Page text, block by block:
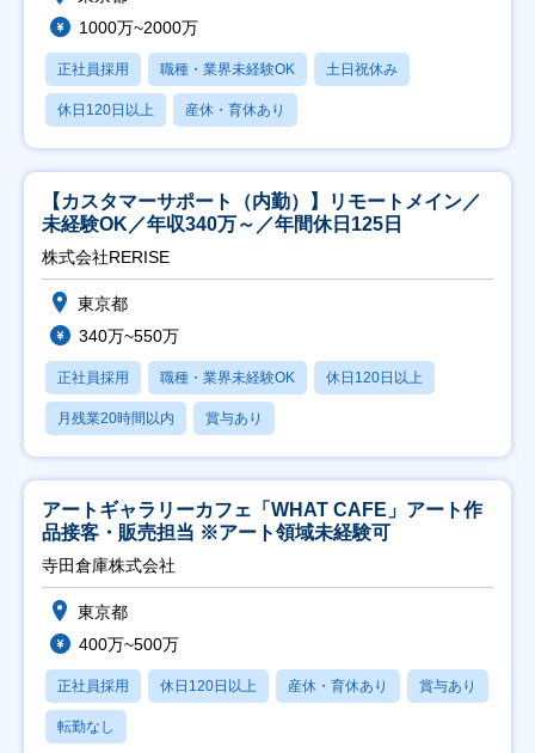
1000万~2000万
正社員採用 職種・業界未経験OK 土日祝休み
休日120日以上 産休・育休あり
【カスタマーサポート（内勤）】リモートメイン／
未経験OK／年収340万～／年間休日125日
株式会社RERISE
東京都
340万~550万
正社員採用 職種・業界未経験OK 休日120日以上
月残業20時間以内 賞与あり
アートギャラリーカフェ「WHAT CAFE」アート作
品接客・販売担当 ※アート領域未経験可
寺田倉庫株式会社
東京都
400万~500万
正社員採用 休日120日以上 産休・育休あり 賞与あり
転勤なし